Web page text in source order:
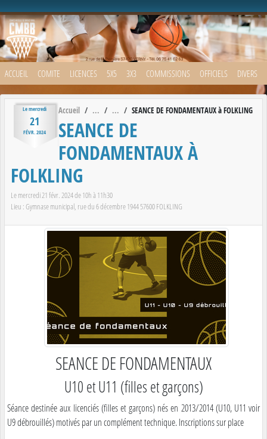
ACCUEIL COMITE LICENCES 5X5 3X3 COMMISSIONS OFFICIELS DIVERS
Lemercredi
21
FÉVR.2024
Accueil SEANCE DE FONDAMENTAUX à FOLKLING
SEANCE DE
FONDAMENTAUX À
FOLKLING
Lemercredi21févr. 2024de 10h à 11h30
Lieu :Gymnase municipal, rue du 6 décembre 194457600FOLKLING
SEANCE DE FONDAMENTAUX
U10 et U11 (filles et garçons)
Séance destinée aux licenciés (filles et garçons) nés en 2013/2014 (U10, U11 voir
U9 débrouillés) motivés par un complément technique. Inscriptions sur place